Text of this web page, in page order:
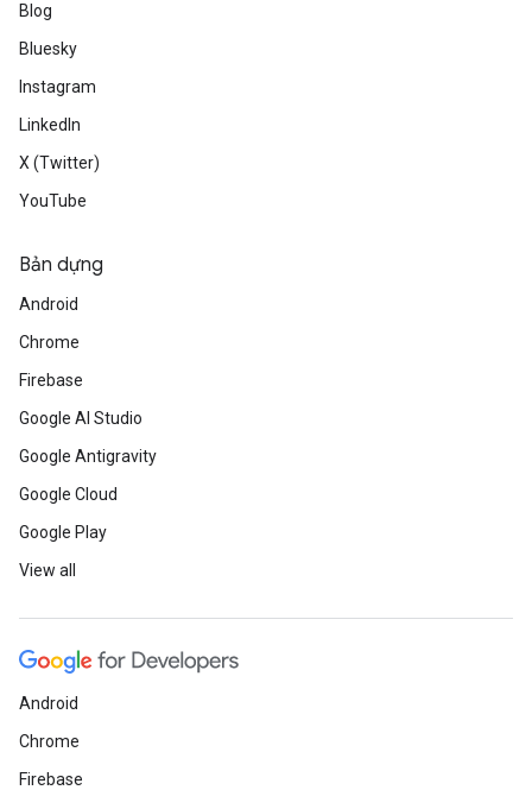
Blog
Bluesky
Instagram
LinkedIn
X (Twitter)
YouTube
Bản dựng
Android
Chrome
Firebase
Google AI Studio
Google Antigravity
Google Cloud
Google Play
View all
Android
Chrome
Firebase